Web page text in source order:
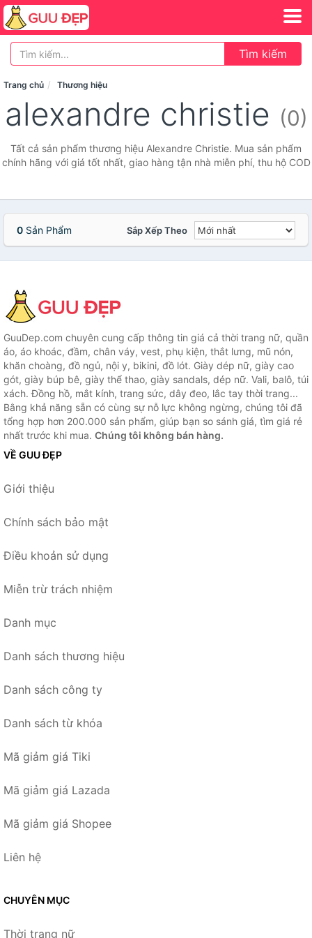
Tìm kiếm
Trang chủ Thương hiệu
alexandre christie (0)
Tất cả sản phẩm thương hiệu Alexandre Christie. Mua sản phẩm
chính hãng với giá tốt nhất, giao hàng tận nhà miễn phí, thu hộ COD
0 Sản Phẩm Sắp Xếp Theo
GuuDep.com chuyên cung cấp thông tin giá cả thời trang nữ, quần
áo, áo khoác, đầm, chân váy, vest, phụ kiện, thắt lưng, mũ nón,
khăn choàng, đồ ngủ, nội y, bikini, đồ lót. Giày dép nữ, giày cao
gót, giày búp bê, giày thể thao, giày sandals, dép nữ. Vali, balô, túi
xách. Đồng hồ, mắt kính, trang sức, dây đeo, lắc tay thời trang...
Bằng khả năng sẵn có cùng sự nỗ lực không ngừng, chúng tôi đã
tổng hợp hơn 200.000 sản phẩm, giúp bạn so sánh giá, tìm giá rẻ
nhất trước khi mua. Chúng tôi không bán hàng.
VỀ GUU ĐẸP
Giới thiệu
Chính sách bảo mật
Điều khoản sử dụng
Miễn trừ trách nhiệm
Danh mục
Danh sách thương hiệu
Danh sách công ty
Danh sách từ khóa
Mã giảm giá Tiki
Mã giảm giá Lazada
Mã giảm giá Shopee
Liên hệ
CHUYÊN MỤC
Thời trang nữ